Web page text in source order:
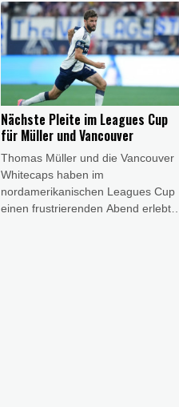
auf der Verbandswebseite teilte die
KFA mit: "Wir entschuldigen uns
zutiefst dafür, dass wir Ihnen durch
die verschiedenen Vorfälle im
Zusammenhang mit dem Verband
Sorgen bereitet haben."
Nächste Pleite im Leagues Cup
für Müller und Vancouver
Thomas Müller und die Vancouver
Whitecaps haben im
nordamerikanischen Leagues Cup
einen frustrierenden Abend erlebt.